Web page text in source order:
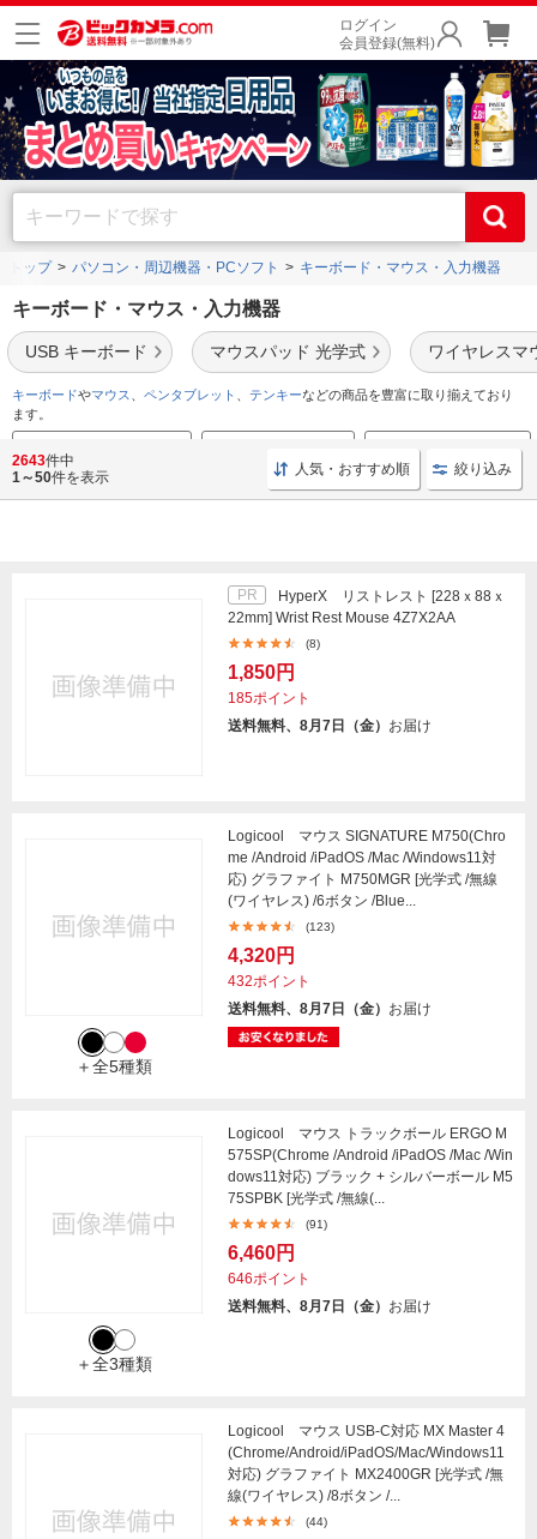
ログイン
会員登録(無料)
トップ パソコン・周辺機器・PCソフト キーボード・マウス・入力機器
キーボード・マウス・入力機器
USB キーボード マウスパッド 光学式 ワイヤレスマ
キーボードやマウス ペンタブレット テンキーなどの商品を豊富に取り揃えており
ます。
キーボードのおすすめ特集 ペンタブのおすすめ特集
2643件中
1～50件を表示 人気・おすすめ順 絞り込み
PR
HyperX リストレスト [228ｘ88ｘ
22mm] Wrist Rest Mouse 4Z7X2AA
(8)
1,850円
185ポイント
送料無料、8月7日（金） お届け
＋全5種類
Logicool マウス SIGNATURE M750(Chro
me /Android /iPadOS /Mac /Windows11対
応) グラファイト M750MGR [光学式 /無線
(ワイヤレス) /6ボタン /Blue...
(123)
4,320円
432ポイント
送料無料、8月7日（金） お届け
＋全3種類
Logicool マウス トラックボール ERGO M
575SP(Chrome /Android /iPadOS /Mac /Win
dows11対応) ブラック + シルバーボール M5
75SPBK [光学式 /無線(...
(91)
6,460円
646ポイント
送料無料、8月7日（金） お届け
Logicool マウス USB-C対応 MX Master 4
(Chrome/Android/iPadOS/Mac/Windows11
対応) グラファイト MX2400GR [光学式 /無
線(ワイヤレス) /8ボタン /...
(44)